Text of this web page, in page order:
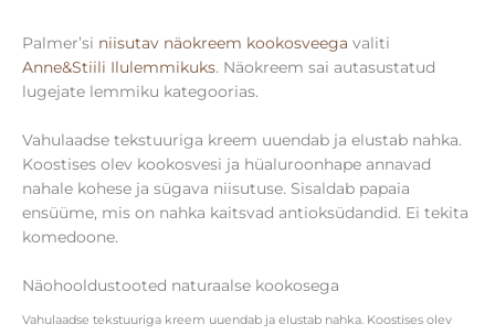
Palmer’si niisutav näokreem kookosveega valiti
Anne&Stiili Ilulemmikuks. Näokreem sai autasustatud
lugejate lemmiku kategoorias.
Vahulaadse tekstuuriga kreem uuendab ja elustab nahka.
Koostises olev kookosvesi ja hüaluroonhape annavad
nahale kohese ja sügava niisutuse. Sisaldab papaia
ensüüme, mis on nahka kaitsvad antioksüdandid. Ei tekita
komedoone.
Näohooldustooted naturaalse kookosega
Vahulaadse tekstuuriga kreem uuendab ja elustab nahka. Koostises olev